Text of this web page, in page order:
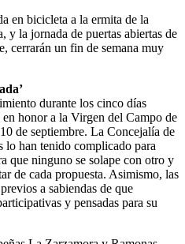
en bicicleta a la ermita de la
y la jornada de puertas abiertas de
cerrarán un fin de semana muy
durante los cinco días
en honor a la Virgen del Campo de
de septiembre. La Concejalía de
lo han tenido complicado para
que ninguno se solape con otro y
de cada propuesta. Asimismo, las
a sabiendas de que
y pensadas para su